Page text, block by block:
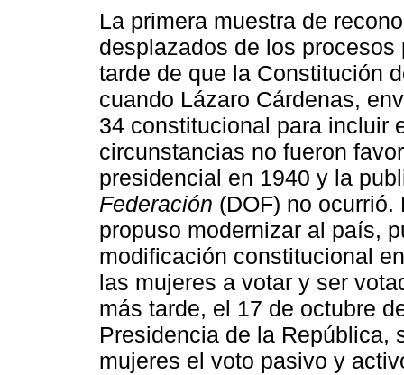
La primera muestra de
desplazados de los
tarde de que la Constitución
cuando Lázaro Cárdenas,
34 constitucional para incluir
circunstancias no fueron
presidencial en 1940 y la
Federación (DOF) no
propuso modernizar al país,
modificación constitucional
las mujeres a votar y ser
más tarde, el 17 de octubre
Presidencia de la República,
mujeres el voto pasivo y